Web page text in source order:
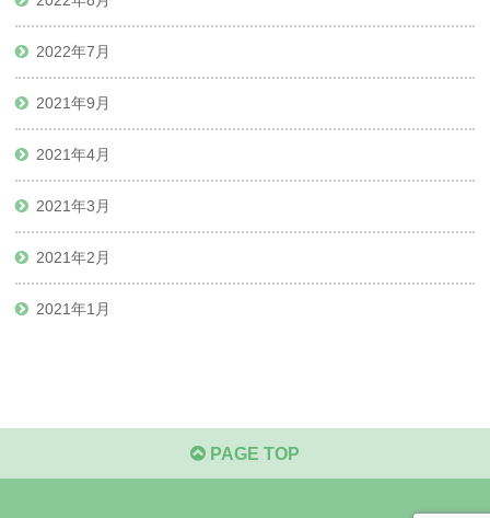
2022年7月
2021年9月
2021年4月
2021年3月
2021年2月
2021年1月
PAGE TOP